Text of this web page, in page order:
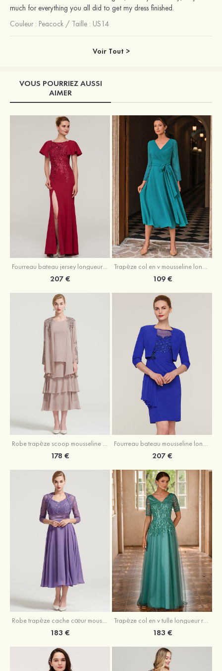
much for everything you all did to get my dress finished.
Couleur : Peacock / Taille : US14
Voir Tout >
VOUS POURRIEZ AUSSI
AIMER
207 € 109 €
Robe trapèze scoop mousseline longueur mollet robe de mère de la mariée avec appliqué volants veste
178 €
Fourreau bateau mousseline longueur genou robe de mère de la mariée avec appliqué perle plissé veste
207 €
Robe trapèze cache cœur mousseline longueur mollet robe de mère de la mariée avec plissé veste
183 €
Trapèze col en v tulle longueur ras du sol robe de mère de la mariée avec perles paillettes
183 €